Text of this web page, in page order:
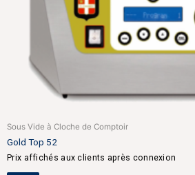
Sous Vide à Cloche de Comptoir
Gold Top 52
Prix affichés aux clients après connexion